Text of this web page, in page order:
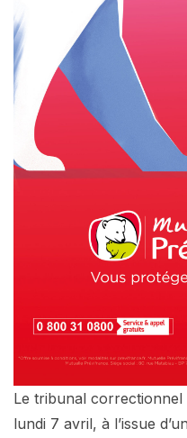
Le tribunal correctionnel
lundi 7 avril, à l’issue